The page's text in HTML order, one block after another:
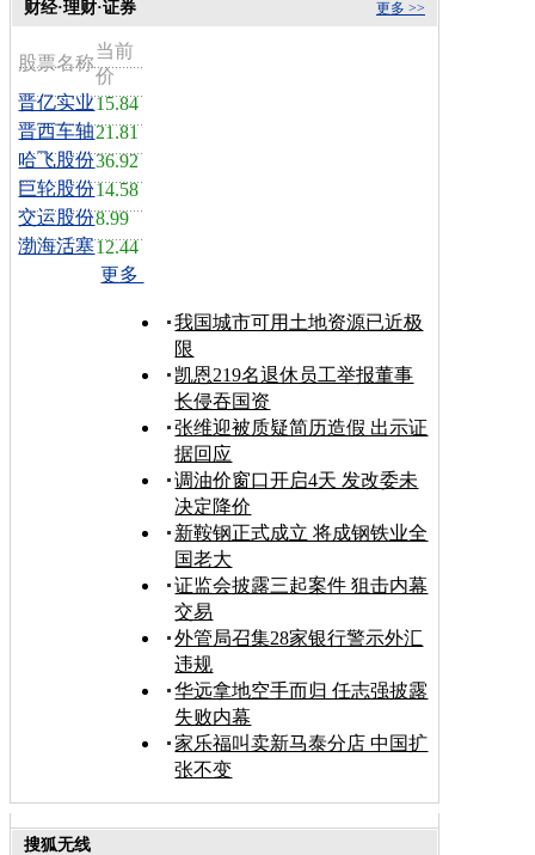
更多 >>
财经·理财·证券
股票名称
当前
价
晋亿实业15.84
晋西车轴21.81
哈飞股份36.92
巨轮股份14.58
交运股份8.99
渤海活塞12.44
更多
我国城市可用土地资源已近极
限
凯恩219名退休员工举报董事
长侵吞国资
张维迎被质疑简历造假 出示证
据回应
调油价窗口开启4天 发改委未
决定降价
新鞍钢正式成立 将成钢铁业全
国老大
证监会披露三起案件 狙击内幕
交易
外管局召集28家银行警示外汇
违规
华远拿地空手而归 任志强披露
失败内幕
家乐福叫卖新马泰分店 中国扩
张不变
搜狐无线